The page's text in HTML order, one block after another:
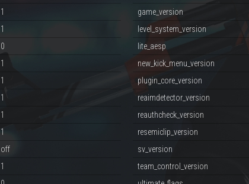
1
1
0
1
1
1
1
1
off
1
game_version
level_system_version
lite_aesp
new_kick_menu_version
plugin_core_version
reaimdetector_version
reauthcheck_version
resemiclip_version
sv_version
team_control_version